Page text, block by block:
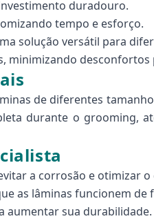
duradouro.
tempo e esforço.
solução versátil para
minimizando desconfortos
de diferentes
durante o grooming,
a corrosão e otimizar o
as lâminas funcionem de
aumentar sua durabilidade.